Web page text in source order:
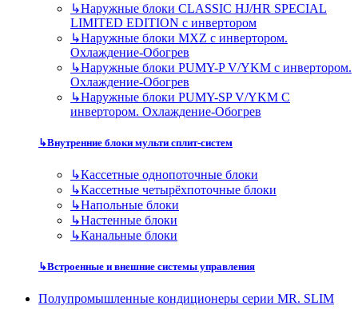
↳Наружные блоки CLASSIC HJ/HR SPECIAL
LIMITED EDITION с инвертором
↳Наружные блоки MXZ с инвертором.
Охлаждение-Обогрев
↳Наружные блоки PUMY-P V/YKM с инвертором.
Охлаждение-Обогрев
↳Наружные блоки PUMY-SP V/YKM С
инвертором. Охлаждение-Обогрев
↳Внутренние блоки мульти сплит-систем
↳Кассетные однопоточные блоки
↳Кассетные четырёхпоточные блоки
↳Напольные блоки
↳Настенные блоки
↳Канальные блоки
↳Встроенные и внешние системы управления
Полупромышленные кондиционеры серии MR. SLIM